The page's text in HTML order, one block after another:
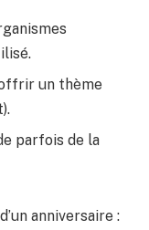
un thème
parfois de la
anniversaire :